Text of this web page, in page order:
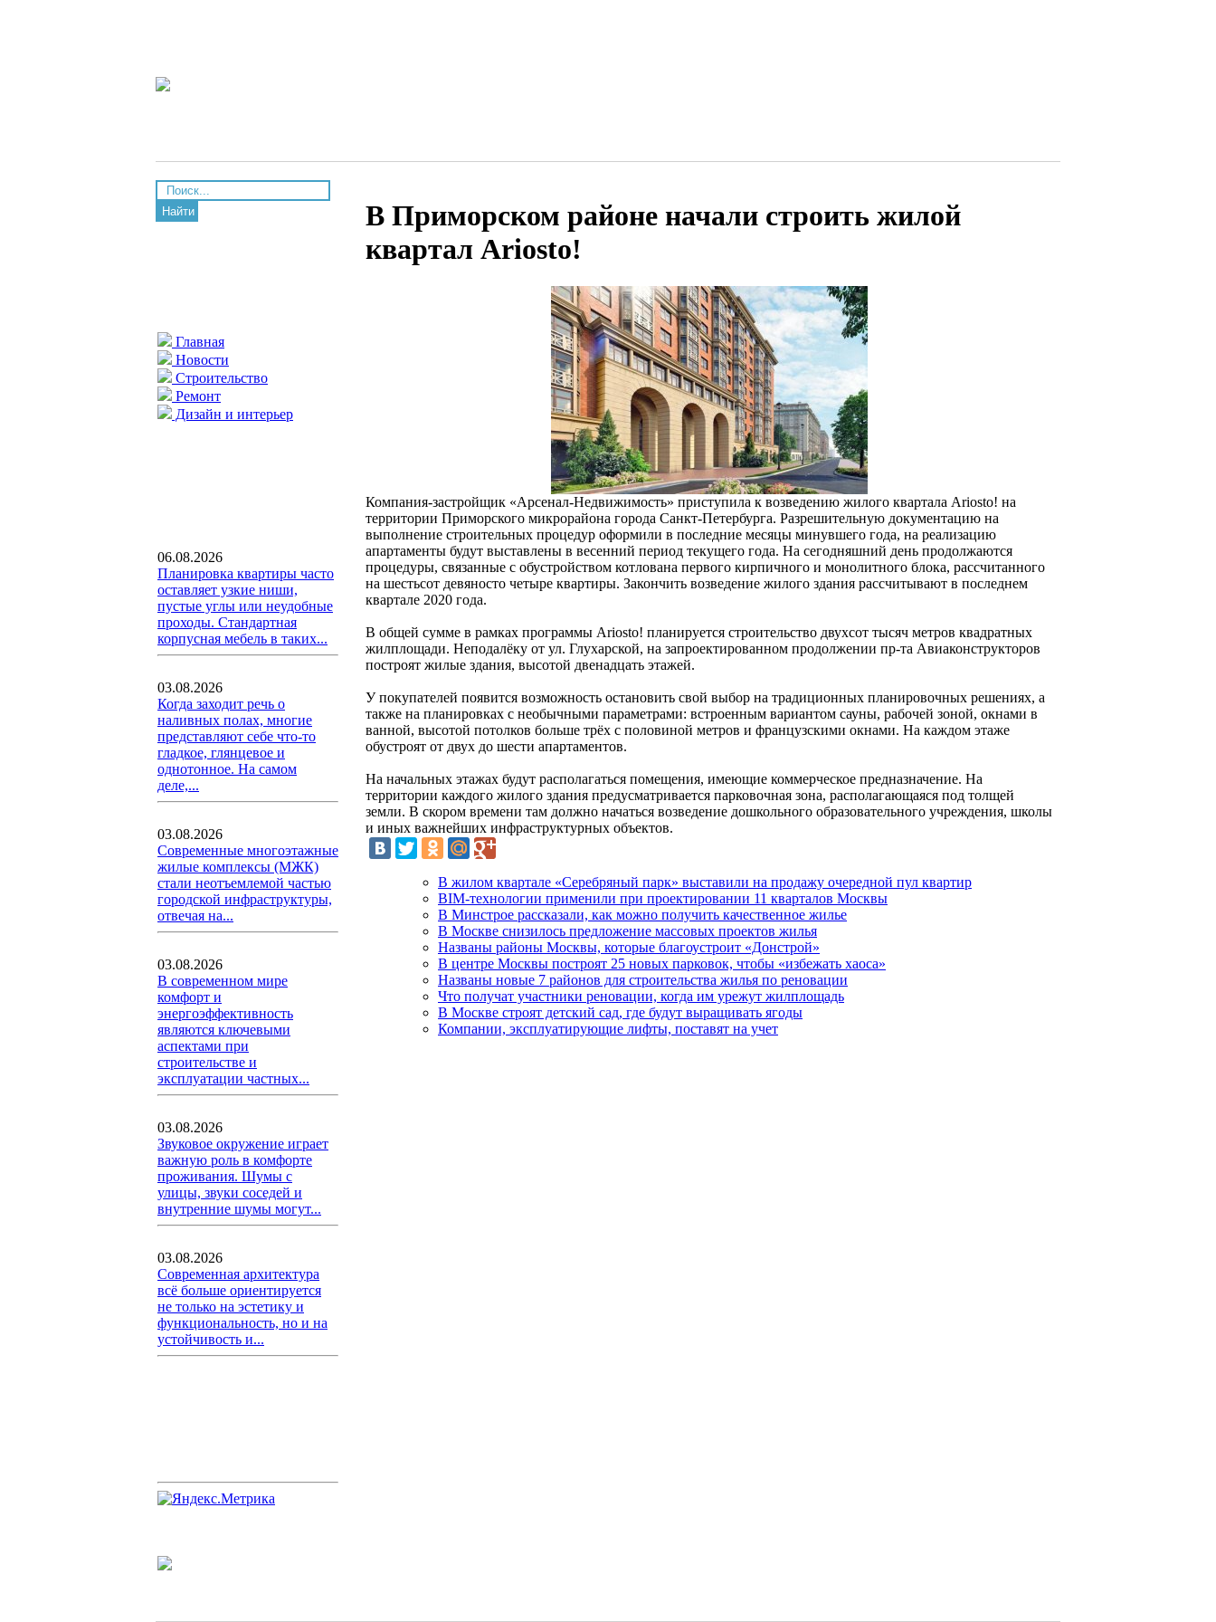
Найти
Главная
Новости
Строительство
Ремонт
Дизайн и интерьер
06.08.2026
Планировка квартиры часто
оставляет узкие ниши,
пустые углы или неудобные
проходы. Стандартная
корпусная мебель в таких...
03.08.2026
Когда заходит речь о
наливных полах, многие
представляют себе что-то
гладкое, глянцевое и
однотонное. На самом
деле,...
03.08.2026
Современные многоэтажные
жилые комплексы (МЖК)
стали неотъемлемой частью
городской инфраструктуры,
отвечая на...
03.08.2026
В современном мире
комфорт и
энергоэффективность
являются ключевыми
аспектами при
строительстве и
эксплуатации частных...
03.08.2026
Звуковое окружение играет
важную роль в комфорте
проживания. Шумы с
улицы, звуки соседей и
внутренние шумы могут...
03.08.2026
Современная архитектура
всё больше ориентируется
не только на эстетику и
функциональность, но и на
устойчивость и...
В Приморском районе начали строить жилой
квартал Ariosto!
Компания-застройщик «Арсенал-Недвижимость» приступила к возведению жилого квартала Ariosto! на
территории Приморского микрорайона города Санкт-Петербурга. Разрешительную документацию на
выполнение строительных процедур оформили в последние месяцы минувшего года, на реализацию
апартаменты будут выставлены в весенний период текущего года. На сегодняшний день продолжаются
процедуры, связанные с обустройством котлована первого кирпичного и монолитного блока, рассчитанного
на шестьсот девяносто четыре квартиры. Закончить возведение жилого здания рассчитывают в последнем
квартале 2020 года.
В общей сумме в рамках программы Ariosto! планируется строительство двухсот тысяч метров квадратных
жилплощади. Неподалёку от ул. Глухарской, на запроектированном продолжении пр-та Авиаконструкторов
построят жилые здания, высотой двенадцать этажей.
У покупателей появится возможность остановить свой выбор на традиционных планировочных решениях, а
также на планировках с необычными параметрами: встроенным вариантом сауны, рабочей зоной, окнами в
ванной, высотой потолков больше трёх с половиной метров и французскими окнами. На каждом этаже
обустроят от двух до шести апартаментов.
На начальных этажах будут располагаться помещения, имеющие коммерческое предназначение. На
территории каждого жилого здания предусматривается парковочная зона, располагающаяся под толщей
земли. В скором времени там должно начаться возведение дошкольного образовательного учреждения, школы
и иных важнейших инфраструктурных объектов.
В жилом квартале «Серебряный парк» выставили на продажу очередной пул квартир
BIM-технологии применили при проектировании 11 кварталов Москвы
В Минстрое рассказали, как можно получить качественное жилье
В Москве снизилось предложение массовых проектов жилья
Названы районы Москвы, которые благоустроит «Донстрой»
В центре Москвы построят 25 новых парковок, чтобы «избежать хаоса»
Названы новые 7 районов для строительства жилья по реновации
Что получат участники реновации, когда им урежут жилплощадь
В Москве строят детский сад, где будут выращивать ягоды
Компании, эксплуатирующие лифты, поставят на учет